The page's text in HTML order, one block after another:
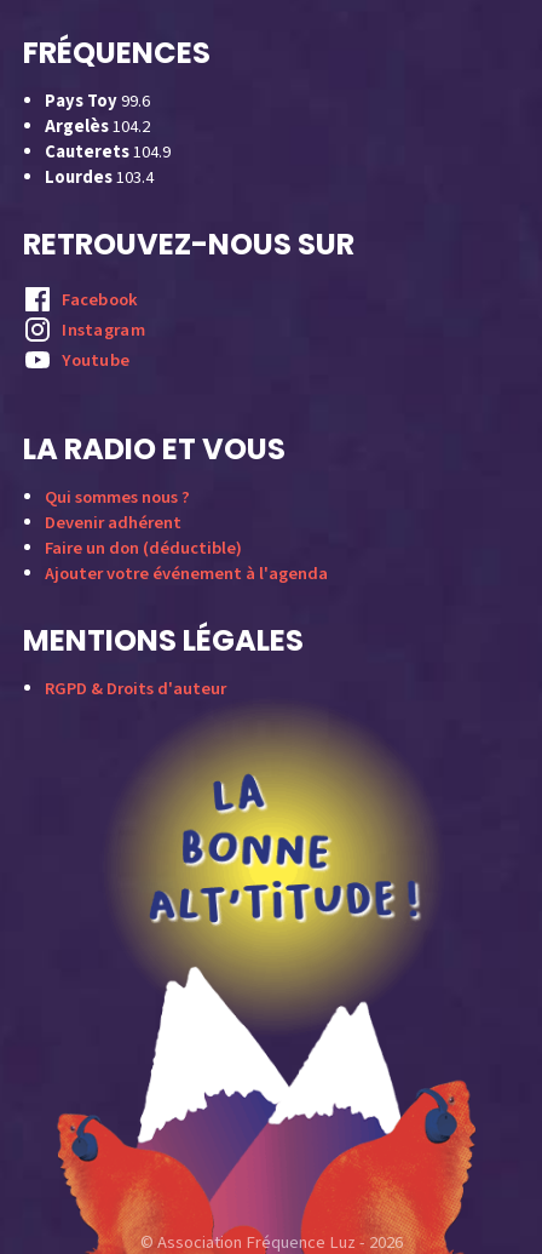
FRÉQUENCES
Pays Toy99.6
Argelès104.2
Cauterets104.9
Lourdes103.4
RETROUVEZ-NOUS SUR
Facebook
Instagram
Youtube
LA RADIO ET VOUS
Qui sommes nous ?
Devenir adhérent
Faire un don (déductible)
Ajouter votre événement à l'agenda
MENTIONS LÉGALES
RGPD & Droits d'auteur
© Association Fréquence Luz - 2026